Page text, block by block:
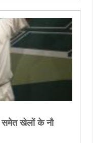
समेत खेलों के नौ